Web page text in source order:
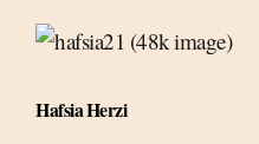
Hafsia Herzi